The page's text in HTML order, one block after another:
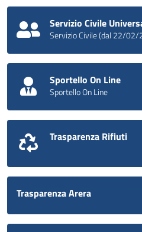
Servizio Civile
Servizio Civile (dal 22/02/
Sportello On Line
Sportello On Line
Trasparenza Rifiuti
Trasparenza Arera